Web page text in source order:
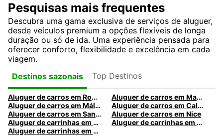
Pesquisas mais frequentes
Descubra uma gama exclusiva de serviços de aluguer,
desde veículos premium a opções flexíveis de longa
duração ou só de ida. Uma experiência pensada para
oferecer conforto, flexibilidade e excelência em cada
viagem.
Destinos sazonais
Top Destinos
Aluguer de carros em Roma
Aluguer de carros em Madrid
Aluguer de carros em Málaga
Aluguer de carros em Caldas da Rainha
Aluguer de carros em Santa Maria da Feira
Aluguer de carros em Nice
Aluguer de carrinhas em Nice
Aluguer de carrinhas em Santa Maria da Feira
Aluguer de carrinhas em Caldas da Rainha